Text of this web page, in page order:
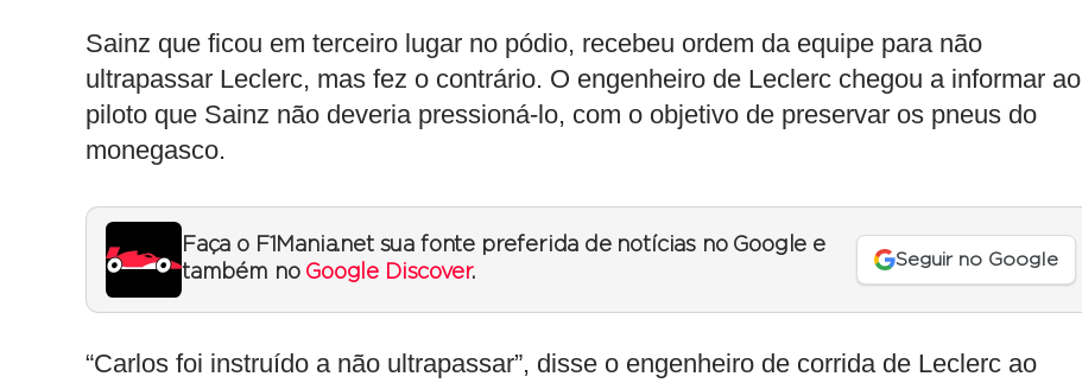
Sainz que ficou em terceiro lugar no pódio, recebeu ordem da equipe para não
ultrapassar Leclerc, mas fez o contrário. O engenheiro de Leclerc chegou a informar ao
piloto que Sainz não deveria pressioná-lo, com o objetivo de preservar os pneus do
monegasco.
Faça o F1Mania.net sua fonte preferida de notícias no Google e
também no Google Discover.
Seguir no Google
“Carlos foi instruído a não ultrapassar”, disse o engenheiro de corrida de Leclerc ao